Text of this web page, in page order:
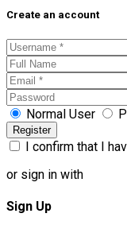
Create an account
Normal User
I confirm that I
or sign in with
Sign Up